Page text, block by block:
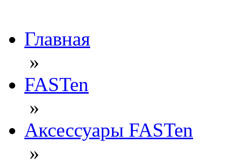
Главная
»
FASTen
»
Аксессуары FASTen
»